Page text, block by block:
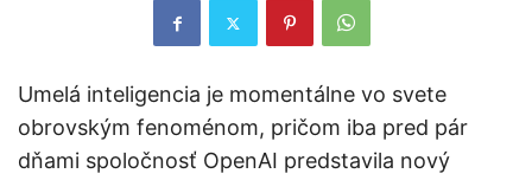
Umelá inteligencia je momentálne vo svete
obrovským fenoménom, pričom iba pred pár
dňami spoločnosť OpenAI predstavila nový